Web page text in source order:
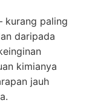
kurang paling
daripada
kimianya
jauh